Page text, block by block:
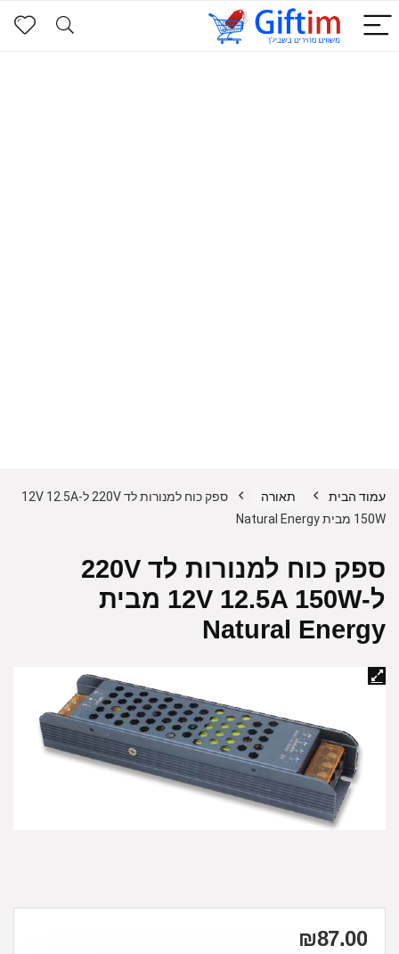
עמוד הבית תאורה
ספק כוח למנורות לד 220V ל-12V 12.5A
150W מבית Natural Energy
ספק כוח למנורות לד 220V
ל-12V 12.5A 150W מבית
Natural Energy
₪87.00